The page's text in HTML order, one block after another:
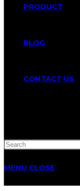
PRODUCT
BLOG
CONTACT US
WEBSITE
SEARCH
MENU CLOSE